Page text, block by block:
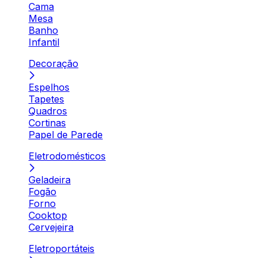
Cama
Mesa
Banho
Infantil
Decoração
Espelhos
Tapetes
Quadros
Cortinas
Papel de Parede
Eletrodomésticos
Geladeira
Fogão
Forno
Cooktop
Cervejeira
Eletroportáteis